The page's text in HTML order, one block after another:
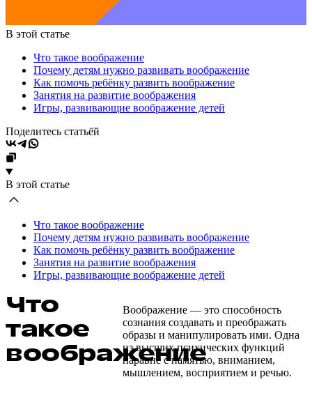
В этой статье
Что такое воображение
Почему детям нужно развивать воображение
Как помочь ребёнку развить воображение
Занятия на развитие воображения
Игры, развивающие воображение детей
Поделитесь статьёй
В этой статье
Что такое воображение
Почему детям нужно развивать воображение
Как помочь ребёнку развить воображение
Занятия на развитие воображения
Игры, развивающие воображение детей
Что
такое
воображение
Воображение — это способность
сознания создавать и преображать
образы и манипулировать ими. Одна
из высших психических функций
наравне с памятью, вниманием,
мышлением, восприятием и речью.